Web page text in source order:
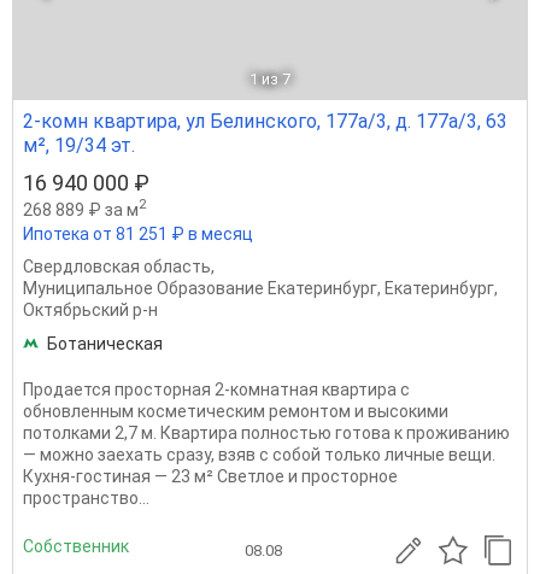
1 из 7
2-комн квартира, ул Белинского, 177а/3, д. 177а/3, 63
м², 19/34 эт.
16 940 000 ₽
268 889 ₽ за м2
Ипотека от 81 251 ₽ в месяц
Свердловская область,
Муниципальное Образование Екатеринбург, Екатеринбург,
Октябрьский р-н
Ботаническая
Продается просторная 2-комнатная квартира с
обновленным косметическим ремонтом и высокими
потолками 2,7 м. Квартира полностью готова к проживанию
— можно заехать сразу, взяв с собой только личные вещи.
Кухня-гостиная — 23 м² Светлое и просторное
пространство...
Собственник 08.08